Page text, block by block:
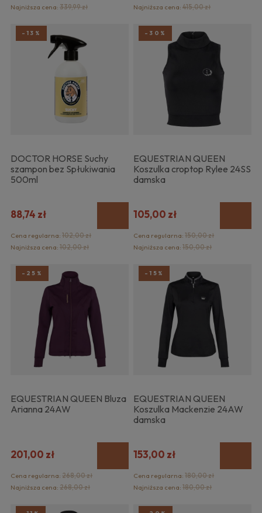
Najniższa cena: 339,99 zł
Najniższa cena:415,00 zł
DOCTOR HORSE Suchy
szampon bez Spłukiwania
500ml
88,74 zł
Cena regularna: 102,00 zł
Najniższa cena: 102,00 zł
-13%
EQUESTRIAN QUEEN
Koszulka croptop Rylee 24SS
damska
105,00 zł
Cena regularna:150,00 zł
Najniższa cena:150,00 zł
-30%
EQUESTRIAN QUEEN Bluza
Arianna 24AW
201,00 zł
Cena regularna: 268,00 zł
Najniższa cena: 268,00 zł
-25%
EQUESTRIAN QUEEN
Koszulka Mackenzie 24AW
damska
153,00 zł
Cena regularna:180,00 zł
Najniższa cena:180,00 zł
-15%